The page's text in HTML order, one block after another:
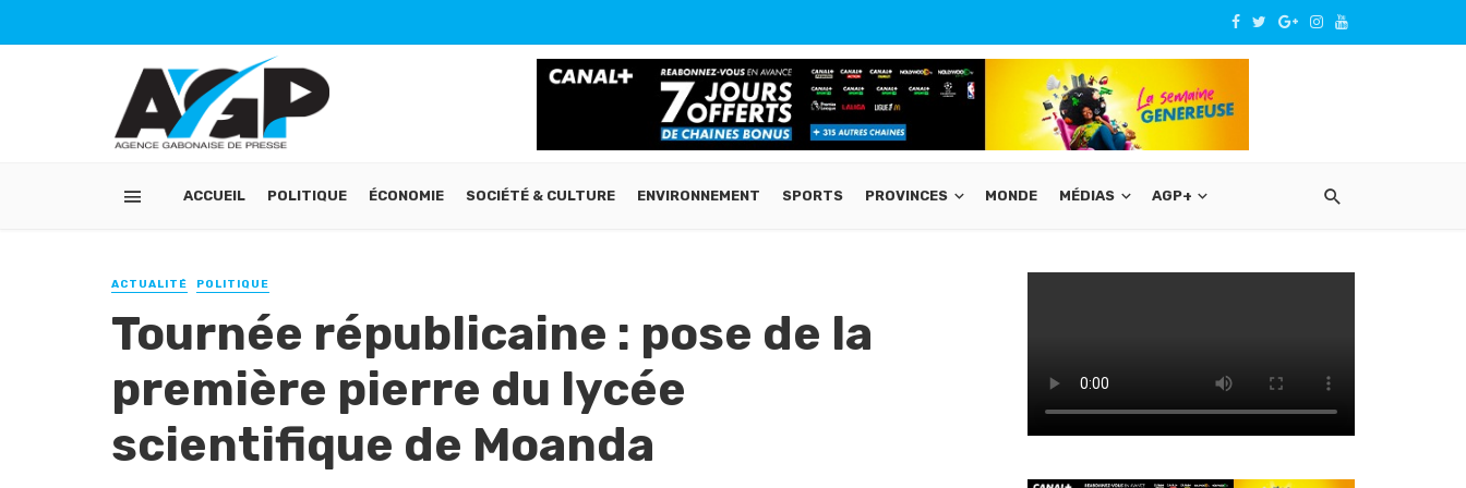
ACCUEIL POLITIQUE ÉCONOMIE SOCIÉTÉ & CULTURE ENVIRONNEMENT SPORTS PROVINCES MONDE MÉDIAS AGP+
ACTUALITÉ POLITIQUE
Tournée républicaine : pose de la
première pierre du lycée
scientifique de Moanda